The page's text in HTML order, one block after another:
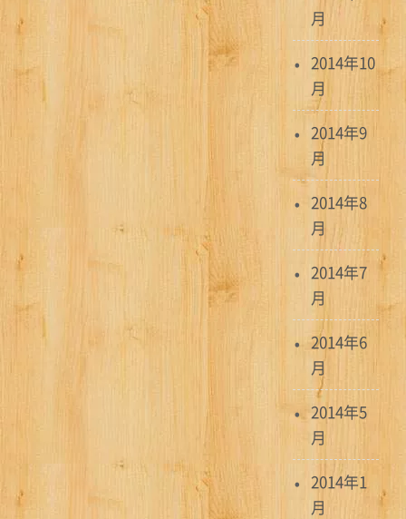
月
2014年10
月
2014年9
月
2014年8
月
2014年7
月
2014年6
月
2014年5
月
2014年1
月